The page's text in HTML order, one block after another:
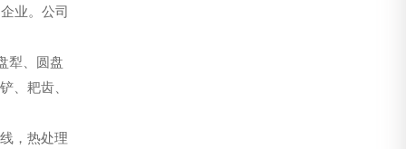
业。公司
犁、圆盘
、耙齿、
，热处理